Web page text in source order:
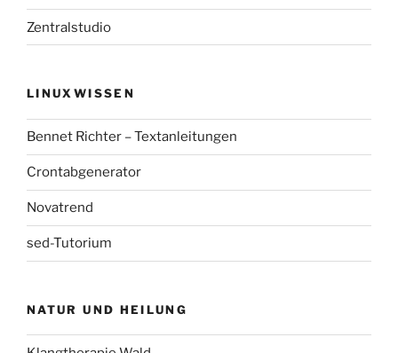
Zentralstudio
LINUXWISSEN
Bennet Richter – Textanleitungen
Crontabgenerator
Novatrend
sed-Tutorium
NATUR UND HEILUNG